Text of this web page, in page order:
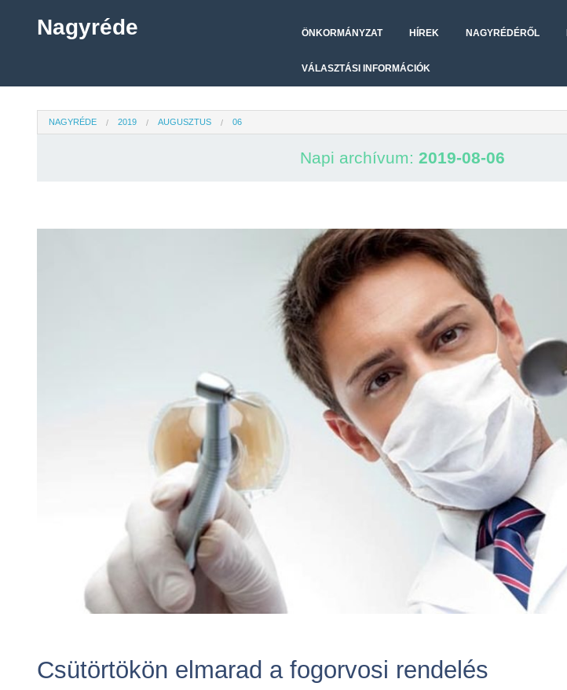
Nagyréde ÖNKORMÁNYZAT HÍREK NAGYRÉDÉRŐL
VÁLASZTÁSI INFORMÁCIÓK
NAGYRÉDE 2019 AUGUSZTUS 06
Napi archívum: 2019-08-06
Csütörtökön elmarad a fogorvosi rendelés